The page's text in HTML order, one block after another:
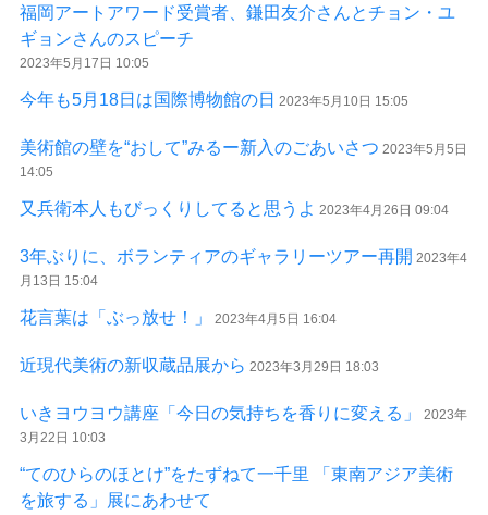
福岡アートアワード受賞者、鎌田友介さんとチョン・ユ
ギョンさんのスピーチ
2023年5月17日 10:05
今年も5月18日は国際博物館の日 2023年5月10日 15:05
美術館の壁を“おして”みるー新入のごあいさつ 2023年5月5日
14:05
又兵衛本人もびっくりしてると思うよ 2023年4月26日 09:04
3年ぶりに、ボランティアのギャラリーツアー再開 2023年4
月13日 15:04
花言葉は「ぶっ放せ！」 2023年4月5日 16:04
近現代美術の新収蔵品展から 2023年3月29日 18:03
いきヨウヨウ講座「今日の気持ちを香りに変える」
2023年
3月22日 10:03
“てのひらのほとけ”をたずねて一千里 「東南アジア美術
を旅する」展にあわせて